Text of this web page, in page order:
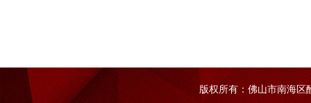
版权所有：佛山市南海